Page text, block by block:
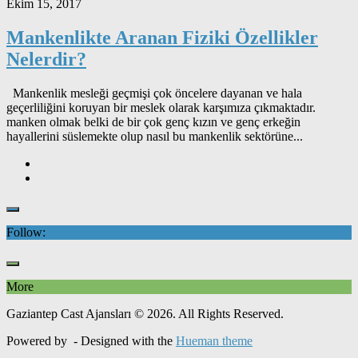
Ekim 15, 2017
Mankenlikte Aranan Fiziki Özellikler
Nelerdir?
Mankenlik mesleği geçmişi çok öncelere dayanan ve hala
geçerliliğini koruyan bir meslek olarak karşımıza çıkmaktadır.
manken olmak belki de bir çok genç kızın ve genç erkeğin
hayallerini süslemekte olup nasıl bu mankenlik sektörüne...
Follow:
More
Gaziantep Cast Ajansları © 2026. All Rights Reserved.
Powered by - Designed with the Hueman theme